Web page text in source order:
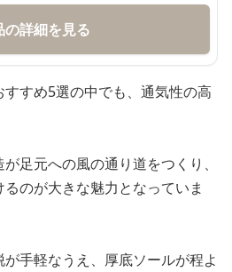
の詳細を見る
すめ5選の中でも、通気性の高
足元への風の通り道をつくり、
のが大きな魅力となっていま
手軽なうえ、厚底ソールが程よ